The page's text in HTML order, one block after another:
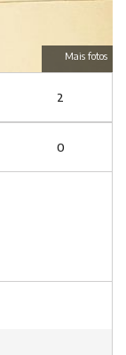
Mais fotos
2
0